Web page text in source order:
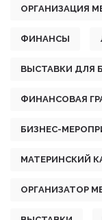
ОРГАНИЗАЦИЯ
ФИНАНСЫ
ВЫСТАВКИ ДЛЯ
ФИНАНСОВАЯ
БИЗНЕС-
МАТЕРИНСКИЙ
ОРГАНИЗАТОР